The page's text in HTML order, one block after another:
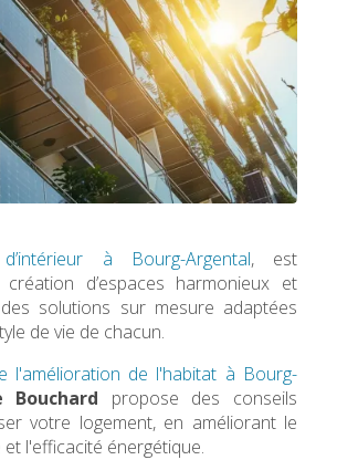
à Bourg-Argental, est
d’espaces harmonieux et
solutions sur mesure adaptées
de vie de chacun.
l'amélioration de l'habitat à Bourg-
Bouchard propose des conseils
votre logement, en améliorant le
et l'efficacité énergétique.